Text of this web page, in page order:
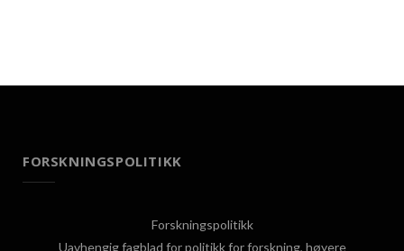
FORSKNINGSPOLITIKK
Forskningspolitikk
Uavhengig fagblad for politikk for forskning, høyere